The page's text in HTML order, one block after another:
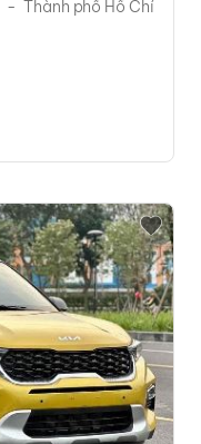
Thành phố Hồ Chí